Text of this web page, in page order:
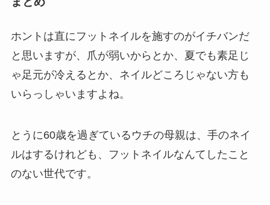
ホントは直にフットネイルを施すのがイチバンだ
と思いますが、爪が弱いからとか、夏でも素足じ
ゃ足元が冷えるとか、ネイルどころじゃない方も
いらっしゃいますよね。
とうに60歳を過ぎているウチの母親は、手のネイ
ルはするけれども、フットネイルなんてしたこと
のない世代です。